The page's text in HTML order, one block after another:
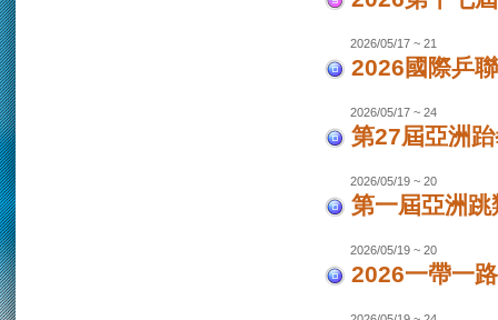
2026/05/17 ~ 21
2026國際乒
2026/05/17 ~ 24
第27屆亞洲
2026/05/19 ~ 20
第一屆亞洲
2026/05/19 ~ 20
2026一帶一